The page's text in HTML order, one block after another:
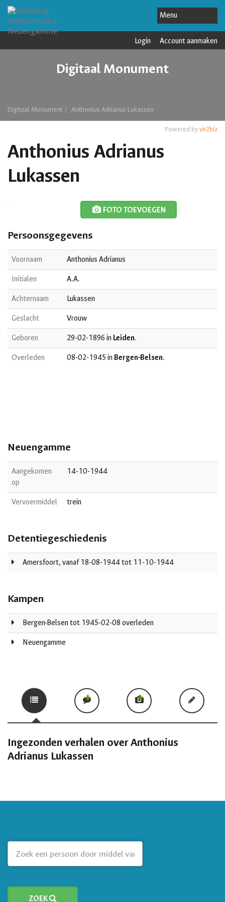
Login Account aanmaken
Digitaal Monument
Digitaal Monument Anthonius Adrianus Lukassen
Anthonius Adrianus
Lukassen
Powered byvir2biz
FOTO TOEVOEGEN
Persoonsgegevens
Voornaam Anthonius Adrianus
Initialen A.A.
Achternaam Lukassen
Geslacht Vrouw
Geboren 29-02-1896 in Leiden.
Overleden 08-02-1945 in Bergen-Belsen.
Neuengamme
Aangekomen
op
14-10-1944
Vervoermiddel trein
Detentiegeschiedenis
Amersfoort, vanaf 18-08-1944 tot 11-10-1944
Kampen
Bergen-Belsen tot 1945-02-08 overleden
Neuengamme
Ingezonden verhalen over Anthonius
Adrianus Lukassen
ZOEK